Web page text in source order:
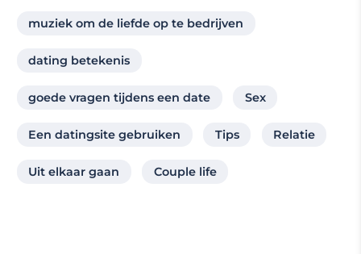
muziek om de liefde op te bedrijven
dating betekenis
goede vragen tijdens een date Sex
Een datingsite gebruiken Tips Relatie
Uit elkaar gaan Couple life